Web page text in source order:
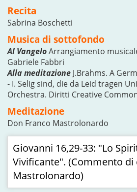
Recita
Sabrina Boschetti
Musica di sottofondo
Al VangeloArrangiamento
Gabriele Fabbri
Alla meditazione J.Brahms. A
- I. Selig sind, die da Leid tragen
Orchestra. Diritti Creative
Meditazione
Don Franco Mastrolonardo
Giovanni 16,29-33: "Lo
Vivificante". (Commento di
Mastrolonardo)